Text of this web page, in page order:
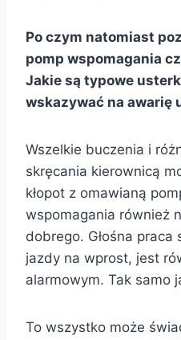
Po czym natomiast
pomp wspomagania
Jakie są typowe
wskazywać na awarię
Wszelkie buczenia i
skręcania kierownicą
kłopot z omawianą
wspomagania również
dobrego. Głośna
jazdy na wprost, jest
alarmowym. Tak samo
To wszystko może